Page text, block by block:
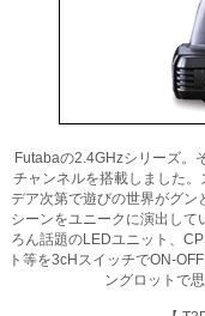
Futabaの2.4GHzシリーズ。
チャンネルを搭載しました。
デア次第で遊びの世界がグン
シーンをユニークに演出して
ろん話題のLEDユニット、
ト等を3cHスイッチでON-
ングロットで